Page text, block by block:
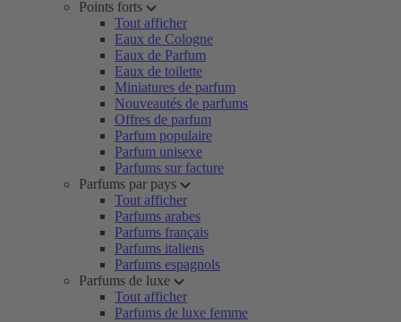
Points forts
Tout afficher
Eaux de Cologne
Eaux de Parfum
Eaux de toilette
Miniatures de parfum
Nouveautés de parfums
Offres de parfum
Parfum populaire
Parfum unisexe
Parfums sur facture
Parfums par pays
Tout afficher
Parfums arabes
Parfums français
Parfums italiens
Parfums espagnols
Parfums de luxe
Tout afficher
Parfums de luxe femme